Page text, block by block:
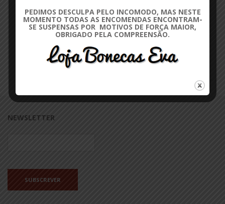
FILTRAR POR CATEGORIA
AUTO RETRATOS
CELEBRIDADES
NEWSLETTER
PEDIMOS DESCULPA PELO INCOMODO, MAS NESTE
MOMENTO TODAS AS ENCOMENDAS ENCONTRAM-
SE SUSPENSAS POR MOTIVOS DE FORÇA MAIOR,
OBRIGADO PELA COMPREENSÃO.